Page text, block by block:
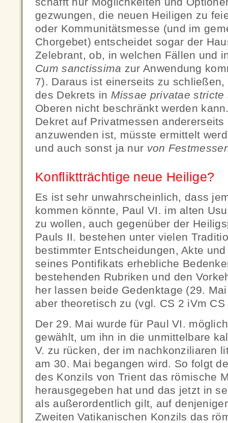
gezwungen, die neuen Heiligen zu
oder Kommunitätsmesse (und im
Chorgebet) entscheidet sogar der
Zelebrant, ob, in welchen Fällen und
Cum sanctissima zur Anwendung
7). Daraus ist einerseits zu
des Dekrets in Missae privatae stricte
Oberen nicht beschränkt werden
Dekret auf Privatmessen andererseits
anzuwenden ist, müsste ermittelt
und auch sonst ja nur von
Konfliktträchtige neue Heilige?
Es ist sehr unwahrscheinlich, dass
kommen könnte, Paul VI. im alten
zu wollen, auch gegenüber der
Pauls II. bestehen unter vielen
bestimmter Entscheidungen, Akte
seines Pontifikats erhebliche
bestehenden Rubriken und den
her lassen beide Gedenktage (29.
aber theoretisch zu (vgl. CS 2 iVm CS
Der 29. Mai wurde für Paul VI.
gewählt, um ihn in die unmittelbare
V. zu rücken, der im nachkonziliaren
am 30. Mai begangen wird. So folgt
des Konzils von Trient das römische
herausgegeben hat und das jetzt in
als außerordentlich gilt, auf
Zweiten Vatikanischen Konzils das